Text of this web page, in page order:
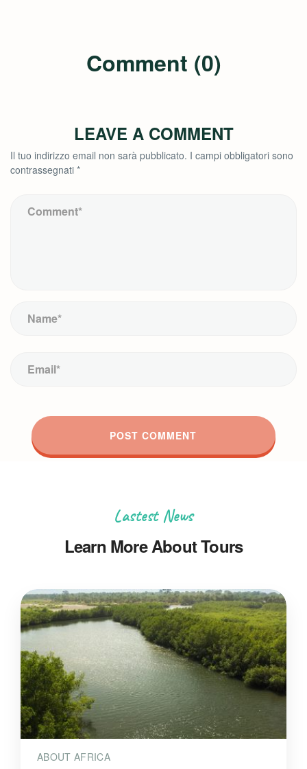
Comment (0)
LEAVE A COMMENT
Il tuo indirizzo email non sarà pubblicato. I campi obbligatori sono
contrassegnati *
Lastest News
Learn More About Tours
ABOUT AFRICA